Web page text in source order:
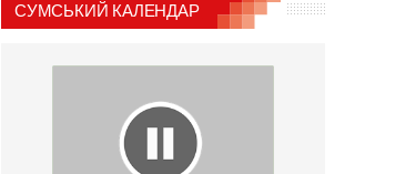
СУМСЬКИЙ КАЛЕНДАР